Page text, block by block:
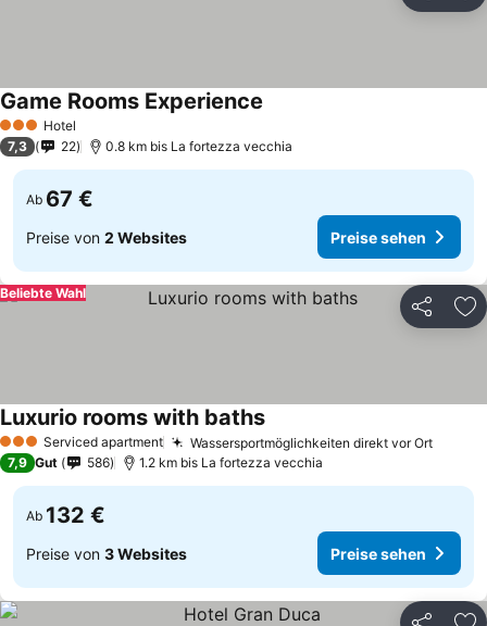
3 SterneHotel
Game Rooms Experience
7,3 22 0.8 km bis La fortezza vecchia
Ab 67 €
Preise von 2 Websites Preise sehen
Teilen
Beliebte Wahl
3 SterneServiced apartment Wassersportmöglichkeiten direkt vor Ort
Luxurio rooms with baths
7,9 Gut 586 1.2 km bis La fortezza vecchia
Ab 132 €
Preise von 3 Websites Preise sehen